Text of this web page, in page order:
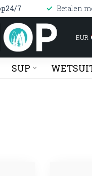
7 Betalen
EUR
SUP